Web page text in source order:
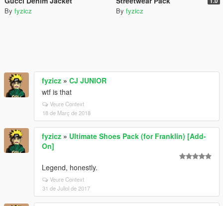
By fyzicz By fyzicz
fyzicz » CJ JUNIOR
wtf is that
Veure Context
18 de Març de 2018
fyzicz » Ultimate Shoes Pack (for Franklin) [Add-
On]
Legend, honestly.
Veure Context
31 de Juliol de 2017